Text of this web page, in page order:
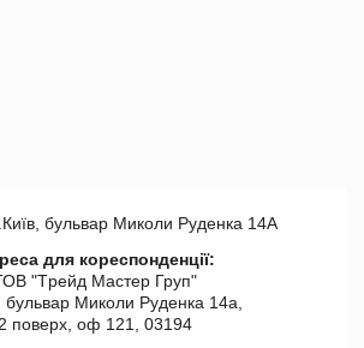
бульвар Миколи Руденка 14А
для кореспонденції:
"Tрейд Мастер Груп"
бульвар Миколи Руденка 14а,
2 поверх, оф 121, 03194